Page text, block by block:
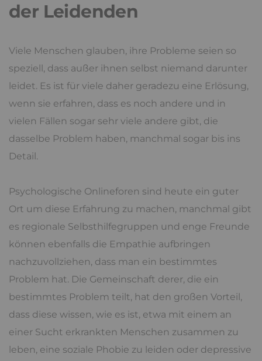
der Leidenden
Viele Menschen glauben, ihre Probleme seien so
speziell, dass außer ihnen selbst niemand darunter
leidet. Es ist für viele daher geradezu eine Erlösung,
wenn sie erfahren, dass es noch andere und in
vielen Fällen sogar sehr viele andere gibt, die
dasselbe Problem haben, manchmal sogar bis ins
Detail.
Psychologische Onlineforen sind heute ein guter
Ort um diese Erfahrung zu machen, manchmal gibt
es regionale Selbsthilfegruppen und enge Freunde
können ebenfalls die Empathie aufbringen
nachzuvollziehen, dass man ein bestimmtes
Problem hat. Die Gemeinschaft derer, die ein
bestimmtes Problem teilt, hat den großen Vorteil,
dass diese wissen, wie es ist, etwa mit einem an
einer Sucht erkrankten Menschen zusammen zu
leben, eine soziale Phobie zu leiden oder depressive